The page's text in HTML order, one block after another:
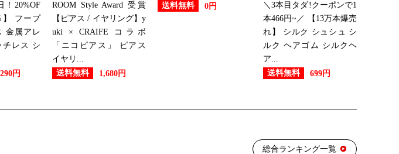
ジュエリー・アクセサリーランキング：11位
2026/07/15
ジュエリー・アクセサリーランキング：15位
！20%OF
】 フープ
金属アレ
チレス シ
円
ROOM Style Award 受賞
【ピアス / イヤリング】y
uki × CRAIFE コラボ
「ニコピアス」 ピアス
イヤリ...
送料無料
1,680円
送料無料 0円
＼3本目タダ!クーポンで1
本466円~／ 【13万本爆売
れ】 シルク シュシュ シ
ルク ヘアゴム シルクヘ
ア...
送料無料
699円
総合ランキング一覧